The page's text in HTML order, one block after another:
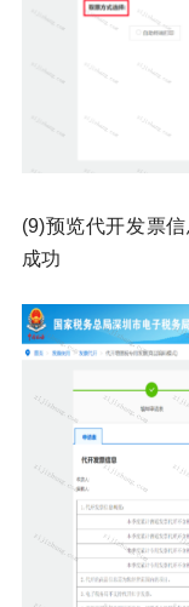
(9)预览代开发票
成功